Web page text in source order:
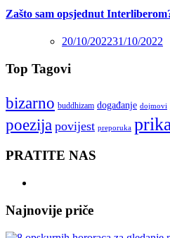
Zašto sam opsjednut
20/10/202231/10/2022
Top Tagovi
bizarno buddhizam događanje dojmovi
poezija povijest preporuka
PRATITE NAS
Najnovije priče